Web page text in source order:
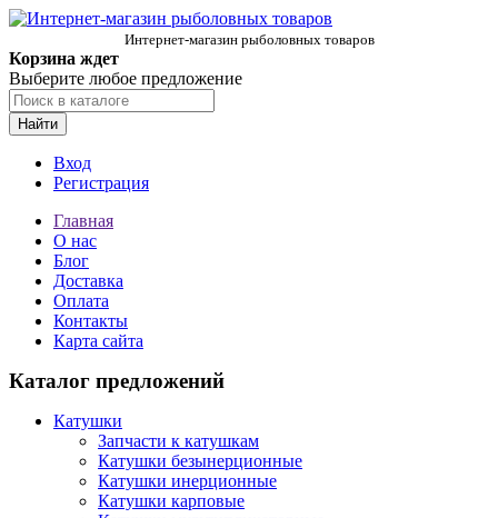
Интернет-магазин рыболовных товаров
Корзина ждет
Выберите любое предложение
Найти
Вход
Регистрация
Главная
О нас
Блог
Доставка
Оплата
Контакты
Карта сайта
Каталог предложений
Катушки
Запчасти к катушкам
Катушки безынерционные
Катушки инерционные
Катушки карповые